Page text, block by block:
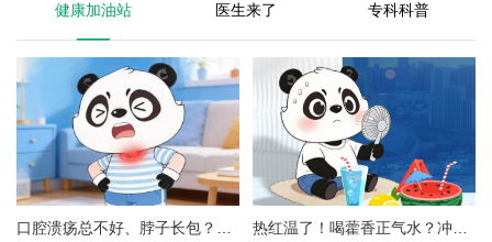
健康加油站 医生来了 专科科普